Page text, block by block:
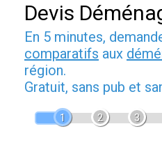
Devis
En 5 minutes,
comparatifs aux
région.
Gratuit, sans pub et
1 2 3